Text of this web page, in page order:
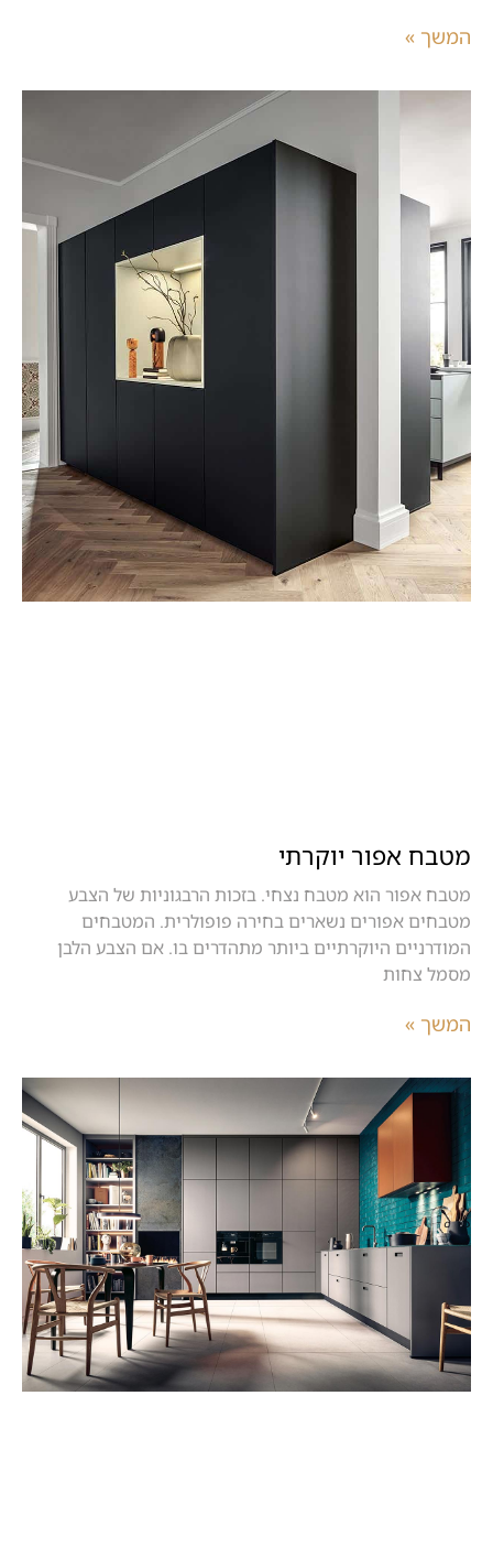
המשך »
מטבח אפור יוקרתי
מטבח אפור הוא מטבח נצחי. בזכות הרבגוניות של הצבע
מטבחים אפורים נשארים בחירה פופולרית. המטבחים
המודרניים היוקרתיים ביותר מתהדרים בו. אם הצבע הלבן
מסמל צחות
המשך »